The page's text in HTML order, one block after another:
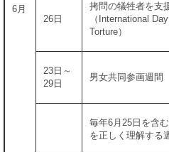
6月
26日
拷問の犠牲者を支
（International
Torture）
23日～
29日
男女共同参画週間
毎年6月25日を含
を正しく理解する